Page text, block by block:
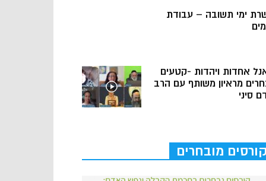
ימי תשובה – עבודת
אחדות ויהדות -קטעים
מראיון משותף עם הרב
סיני
קורסים מובחרים